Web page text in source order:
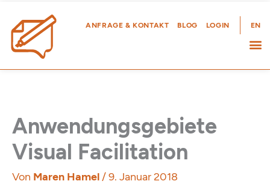
Inhalt
springen
ANFRAGE & KONTAKT BLOG LOGIN EN
Anwendungsgebiete
Visual Facilitation
Von Maren Hamel/9. Januar 2018